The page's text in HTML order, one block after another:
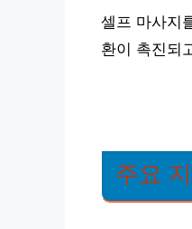
셀프 마사지
환이 촉진되
주요